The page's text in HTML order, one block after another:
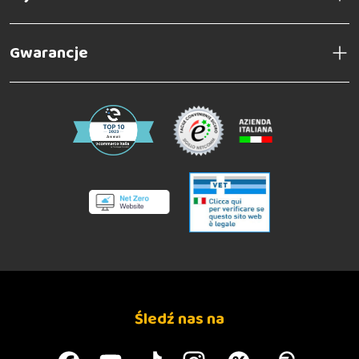
Gwarancje
Śledź nas na